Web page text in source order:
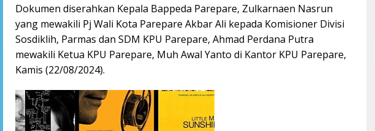
Dokumen diserahkan Kepala Bappeda Parepare, Zulkarnaen Nasrun
yang mewakili Pj Wali Kota Parepare Akbar Ali kepada Komisioner Divisi
Sosdiklih, Parmas dan SDM KPU Parepare, Ahmad Perdana Putra
mewakili Ketua KPU Parepare, Muh Awal Yanto di Kantor KPU Parepare,
Kamis (22/08/2024).